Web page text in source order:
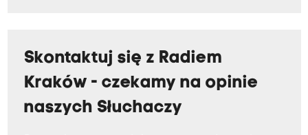
Skontaktuj się z Radiem
Kraków - czekamy na opinie
naszych Słuchaczy